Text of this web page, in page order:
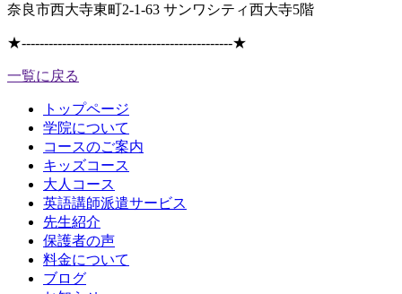
奈良市西大寺東町2-1-63 サンワシティ西大寺5階
★-----------------------------------------------★
一覧に戻る
トップページ
学院について
コースのご案内
キッズコース
大人コース
英語講師派遣サービス
先生紹介
保護者の声
料金について
ブログ